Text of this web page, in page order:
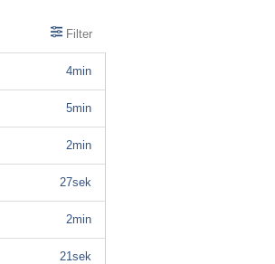
Filter
4min
5min
2min
27sek
2min
21sek